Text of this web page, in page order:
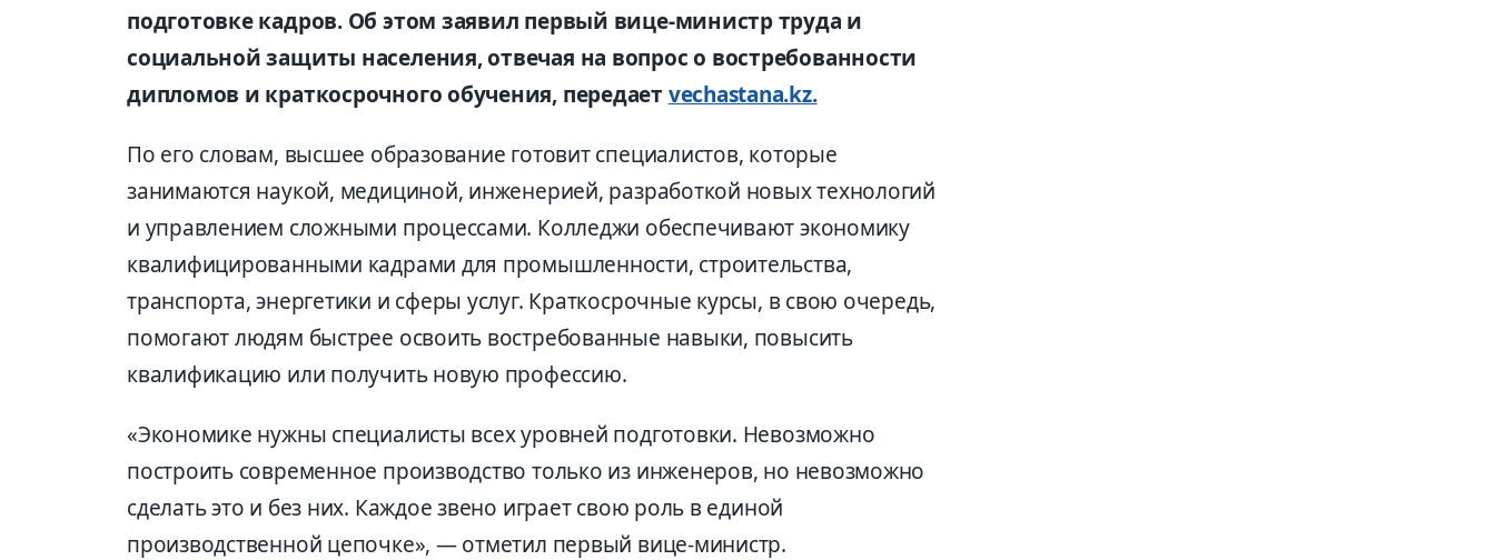
подготовке кадров. Об этом заявил первый вице-министр труда и
социальной защиты населения, отвечая на вопрос о востребованности
дипломов и краткосрочного обучения, передает vechastana.kz.
По его словам, высшее образование готовит специалистов, которые
занимаются наукой, медициной, инженерией, разработкой новых технологий
и управлением сложными процессами. Колледжи обеспечивают экономику
квалифицированными кадрами для промышленности, строительства,
транспорта, энергетики и сферы услуг. Краткосрочные курсы, в свою очередь,
помогают людям быстрее освоить востребованные навыки, повысить
квалификацию или получить новую профессию.
«Экономике нужны специалисты всех уровней подготовки. Невозможно
построить современное производство только из инженеров, но невозможно
сделать это и без них. Каждое звено играет свою роль в единой
производственной цепочке», — отметил первый вице-министр.